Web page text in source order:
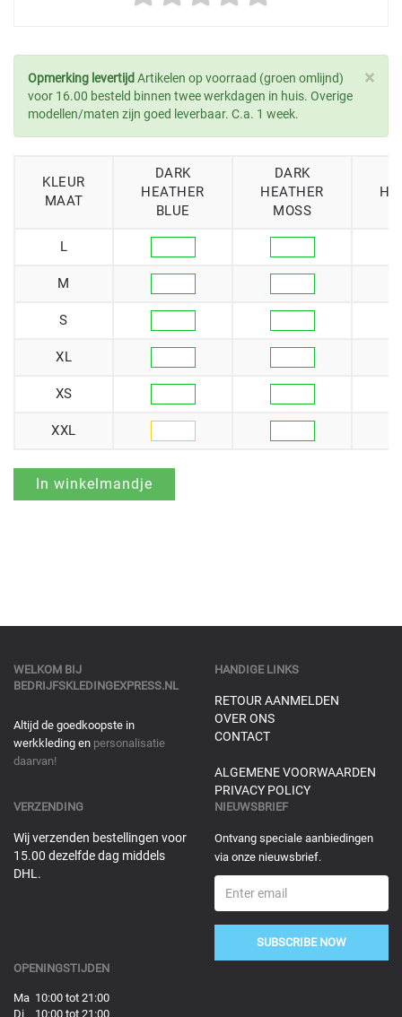
×
Opmerking levertijd Artikelen op voorraad (groen omlijnd)
voor 16.00 besteld binnen twee werkdagen in huis. Overige
modellen/maten zijn goed leverbaar. C.a. 1 week.
KLEUR
MAAT
DARK
HEATHER
BLUE
DARK
HEATHER
MOSS
L
M
S
XL
XS
XXL
WELKOM BIJ
BEDRIJFSKLEDINGEXPRESS.NL
Altijd de goedkoopste in
werkkleding en personalisatie
daarvan!
HANDIGE LINKS
RETOUR AANMELDEN
OVER ONS
CONTACT
ALGEMENE VOORWAARDEN
PRIVACY POLICY
VERZENDING
Wij verzenden bestellingen voor
15.00 dezelfde dag middels
DHL.
NIEUWSBRIEF
Ontvang speciale aanbiedingen
via onze nieuwsbrief.
SUBSCRIBE NOW
OPENINGSTIJDEN
Ma 10:00 tot 21:00
Di 10:00 tot 21:00